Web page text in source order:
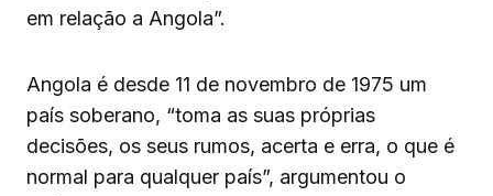
em relação a Angola”.
Angola é desde 11 de novembro de 1975 um
país soberano, “toma as suas próprias
decisões, os seus rumos, acerta e erra, o que é
normal para qualquer país”, argumentou o